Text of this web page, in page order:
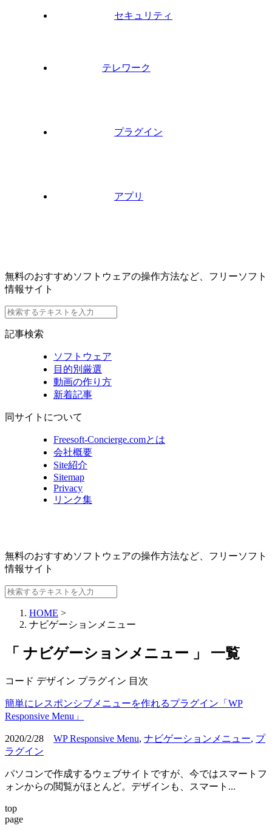
セキュリティ
テレワーク
プラグイン
アプリ
無料のおすすめソフトウェアの操作方法など、フリーソフト
情報サイト
記事検索
ソフトウェア
目的別厳選
動画の作り方
新着記事
同サイトについて
Freesoft-Concierge.comとは
会社概要
Site紹介
Sitemap
Privacy
リンク集
無料のおすすめソフトウェアの操作方法など、 フリーソフト
情報サイト
HOME >
ナビゲーションメニュー
「 ナビゲーションメニュー 」 一覧
コード デザイン プラグイン 目次
簡単にレスポンシブメニューを作れるプラグイン「WP
Responsive Menu」
2020/2/28 WP Responsive Menu, ナビゲーションメニュー, プ
ラグイン
パソコンで作成するウェブサイトですが、今ではスマートフ
ォンからの閲覧がほとんど。デザインも、スマート...
top
page